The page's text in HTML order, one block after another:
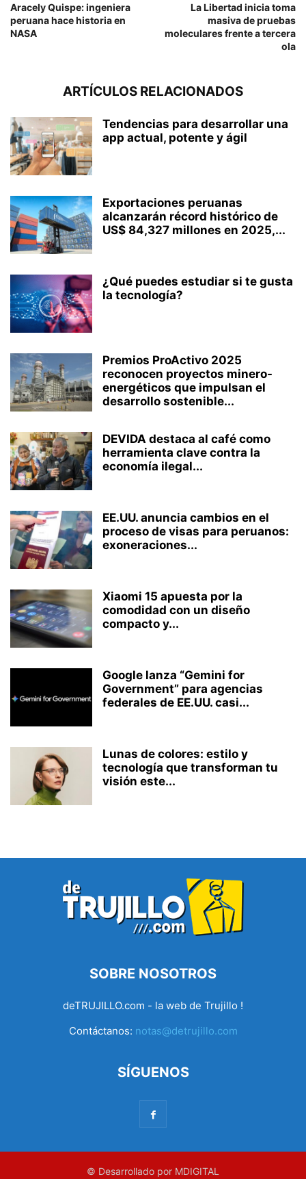
Aracely Quispe: ingeniera
peruana hace historia en
NASA
La Libertad inicia toma
masiva de pruebas
moleculares frente a tercera
ola
ARTÍCULOS RELACIONADOS
Tendencias para desarrollar una
app actual, potente y ágil
Exportaciones peruanas
alcanzarán récord histórico de
US$ 84,327 millones en 2025,...
¿Qué puedes estudiar si te gusta
la tecnología?
Premios ProActivo 2025
reconocen proyectos minero-
energéticos que impulsan el
desarrollo sostenible...
DEVIDA destaca al café como
herramienta clave contra la
economía ilegal...
EE.UU. anuncia cambios en el
proceso de visas para peruanos:
exoneraciones...
Xiaomi 15 apuesta por la
comodidad con un diseño
compacto y...
Google lanza “Gemini for
Government” para agencias
federales de EE.UU. casi...
Lunas de colores: estilo y
tecnología que transforman tu
visión este...
SOBRE NOSOTROS
deTRUJILLO.com - la web de Trujillo !
Contáctanos: notas@detrujillo.com
SÍGUENOS
© Desarrollado por MDIGITAL